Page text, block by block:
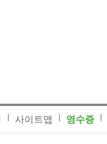
사이트맵 영수증